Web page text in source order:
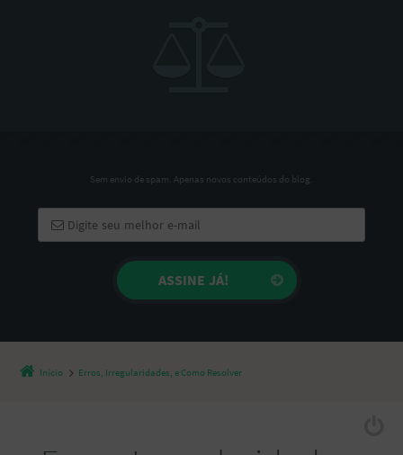
Sem envio de spam. Apenas novos conteúdos do blog.
Início Erros, Irregularidades, e Como Resolver